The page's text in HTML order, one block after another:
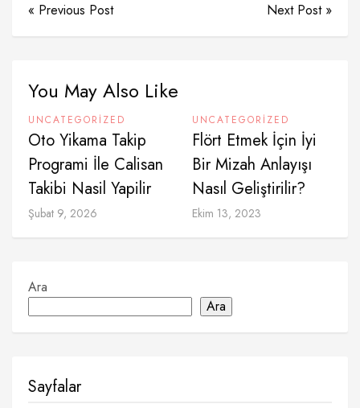
« Previous Post Next Post »
You May Also Like
UNCATEGORIZED
Oto Yikama Takip
Programi İle Calisan
Takibi Nasil Yapilir
Şubat 9, 2026
UNCATEGORIZED
Flört Etmek İçin İyi
Bir Mizah Anlayışı
Nasıl Geliştirilir?
Ekim 13, 2023
Ara
Ara
Sayfalar